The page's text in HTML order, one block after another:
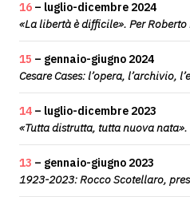
16 – luglio-dicembre 2024
«La libertà è difficile». Per Roberto
15 – gennaio-giugno 2024
Cesare Cases: l’opera, l’archivio,
14 – luglio-dicembre 2023
«Tutta distrutta, tutta nuova nata».
13 – gennaio-giugno 2023
1923-2023: Rocco Scotellaro,